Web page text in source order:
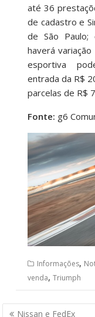
até 36
de cadastro e
de São Paulo;
haverá
esportiva
entrada da R$
parcelas de R$
Fonte: g6
Informações,
venda, Triumph
Navegação
Nissan e FedEx